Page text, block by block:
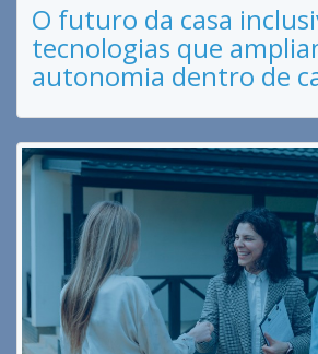
O futuro da casa
tecnologias que
autonomia dentro de